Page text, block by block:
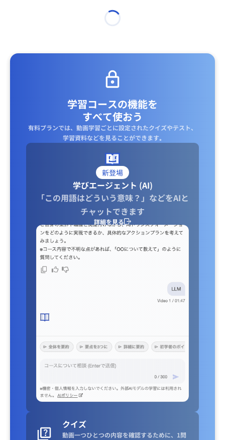
学習コースの機能を
すべて使おう
有料プランでは、動画学習ごとに設定されたクイズやテスト、
学習資料などを見ることができます｡
新登場
学びエージェント (AI)
「この用語はどういう意味？」などをAIと
チャットできます
詳細を見る
クイズ
動画一つひとつの内容を確認するために、1問